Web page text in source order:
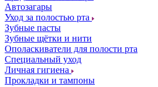
Автозагары
Уход за полостью рта
Зубные пасты
Зубные щётки и нити
Ополаскиватели для полости рта
Специальный уход
Личная гигиена
Прокладки и тампоны